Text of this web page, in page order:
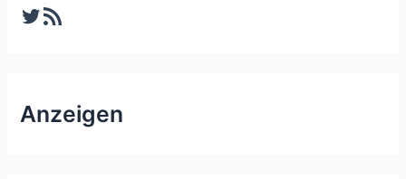
Twitter RSS-Feed
Anzeigen